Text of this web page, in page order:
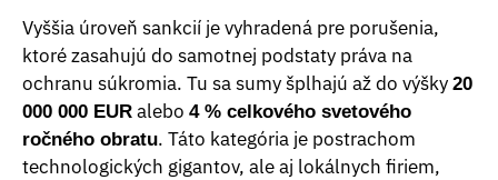
Vyššia úroveň sankcií je vyhradená pre porušenia,
ktoré zasahujú do samotnej podstaty práva na
ochranu súkromia. Tu sa sumy šplhajú až do výšky 20
000 000 EUR alebo 4 % celkového svetového
ročného obratu. Táto kategória je postrachom
technologických gigantov, ale aj lokálnych firiem,